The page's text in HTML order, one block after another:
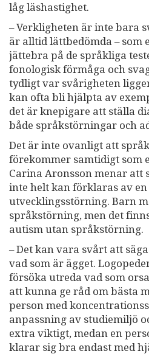
låg läshastighet.
– Verkligheten är inte bara
är alltid lättbedömda – som
jättebra på de språkliga
fonologisk förmåga och
tydligt var svårigheten
kan ofta bli hjälpta av
det är knepigare att ställa
både språkstörningar och
Det är inte ovanligt att
förekommer samtidigt som
Carina Aronsson menar
inte helt kan förklaras av
utvecklingsstörning. Barn
språkstörning, men det
autism utan språkstörning.
– Det kan vara svårt att
vad som är ägget.
försöka utreda vad som
att kunna ge råd om bästa
person med
anpassning av studiemiljö
extra viktigt, medan en
klarar sig bra endast med